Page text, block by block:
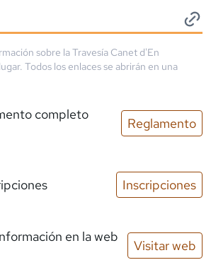
sobre laTravesía Canet d'En
Todos los enlaces se abrirán en una
completo
Reglamento
Inscripciones
en la web
Visitar web